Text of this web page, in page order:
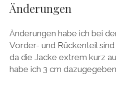
Änderungen
Änderungen habe ich bei
Vorder- und Rückenteil
da die Jacke extrem kurz
habe ich 3 cm